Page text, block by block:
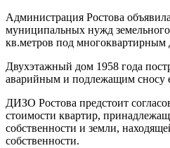
Администрация Ростова
муниципальных нужд
кв.метров под
Двухэтажный дом 1958 года
аварийным и подлежащим сносу
ДИЗО Ростова предстоит
стоимости квартир,
собственности и земли,
собственности.